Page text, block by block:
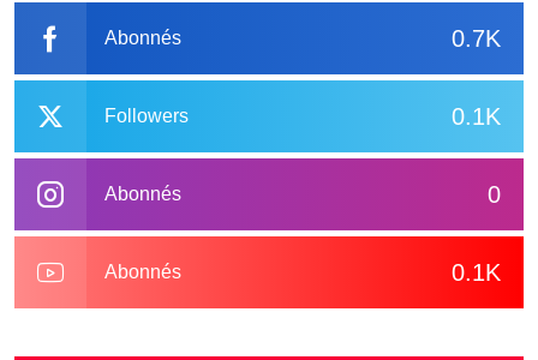
0.7K
Abonnés
0.1K
Followers
0
Abonnés
0.1K
Abonnés